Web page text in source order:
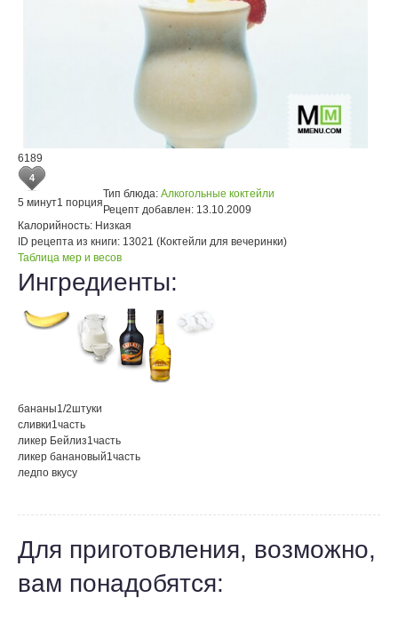
6189
4
5 минут1 порция
Тип блюда: Алкогольные коктейли
Рецепт добавлен: 13.10.2009
Калорийность: Низкая
ID рецепта из книги: 13021 (Коктейли для вечеринки)
Таблица мер и весов
Ингредиенты:
бананы1/2штуки
сливки1часть
ликер Бейлиз1часть
ликер банановый1часть
ледпо вкусу
Для приготовления, возможно,
вам понадобятся: